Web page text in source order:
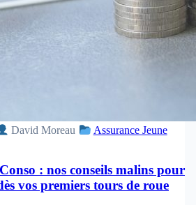
David Moreau
Assurance Jeune
: nos conseils malins pour
vos premiers tours de roue